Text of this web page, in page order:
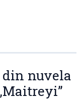
nuvela